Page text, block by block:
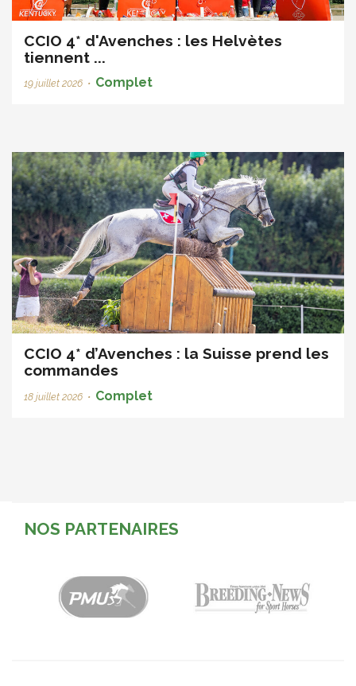
CCIO 4* d'Avenches : les Helvètes
tiennent ...
19 juillet 2026 • Complet
CCIO 4* d’Avenches : la Suisse prend les
commandes
18 juillet 2026 • Complet
NOS PARTENAIRES